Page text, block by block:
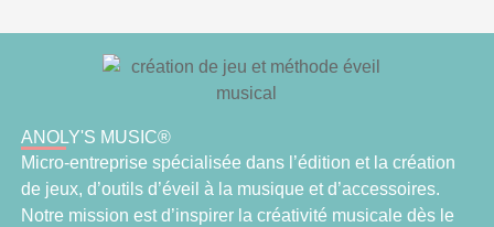
ANOLY'S MUSIC®
Micro-entreprise spécialisée dans l’édition et la création
de jeux, d’outils d’éveil à la musique et d’accessoires.
Notre mission est d’inspirer la créativité musicale dès le